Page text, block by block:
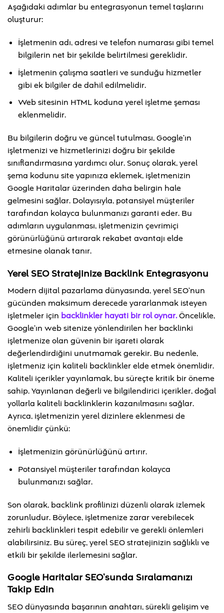
Aşağıdaki adımlar bu entegrasyonun temel taşlarını
oluşturur:
İşletmenin adı, adresi ve telefon numarası gibi temel
bilgilerin net bir şekilde belirtilmesi gereklidir.
İşletmenin çalışma saatleri ve sunduğu hizmetler
gibi ek bilgiler de dahil edilmelidir.
Web sitesinin HTML koduna yerel işletme şeması
eklenmelidir.
Bu bilgilerin doğru ve güncel tutulması, Google’ın
işletmenizi ve hizmetlerinizi doğru bir şekilde
sınıflandırmasına yardımcı olur. Sonuç olarak, yerel
şema kodunu site yapınıza eklemek, işletmenizin
Google Haritalar üzerinden daha belirgin hale
gelmesini sağlar. Dolayısıyla, potansiyel müşteriler
tarafından kolayca bulunmanızı garanti eder. Bu
adımların uygulanması, işletmenizin çevrimiçi
görünürlüğünü artırarak rekabet avantajı elde
etmesine olanak tanır.
Yerel SEO Stratejinize Backlink Entegrasyonu
Modern dijital pazarlama dünyasında, yerel SEO’nun
gücünden maksimum derecede yararlanmak isteyen
işletmeler için backlinkler hayati bir rol oynar.Öncelikle,
Google’ın web sitenize yönlendirilen her backlinki
işletmenize olan güvenin bir işareti olarak
değerlendirdiğini unutmamak gerekir. Bu nedenle,
işletmeniz için kaliteli backlinkler elde etmek önemlidir.
Kaliteli içerikler yayınlamak, bu süreçte kritik bir öneme
sahip. Yayınlanan değerli ve bilgilendirici içerikler, doğal
yollarla kaliteli backlinklerin kazanılmasını sağlar.
Ayrıca, işletmenizin yerel dizinlere eklenmesi de
önemlidir çünkü:
İşletmenizin görünürlüğünü artırır.
Potansiyel müşteriler tarafından kolayca
bulunmanızı sağlar.
Son olarak, backlink profilinizi düzenli olarak izlemek
zorunludur. Böylece, işletmenize zarar verebilecek
zehirli backlinkleri tespit edebilir ve gerekli önlemleri
alabilirsiniz. Bu süreç, yerel SEO stratejinizin sağlıklı ve
etkili bir şekilde ilerlemesini sağlar.
Google Haritalar SEO’sunda Sıralamanızı
Takip Edin
SEO dünyasında başarının anahtarı, sürekli gelişim ve